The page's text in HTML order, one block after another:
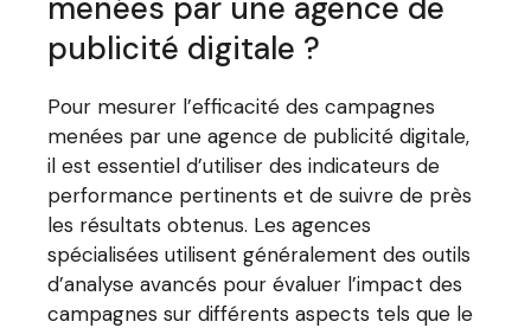
publicité digitale ?
Pour mesurer l’efficacité des campagnes
menées par une agence de publicité digitale,
il est essentiel d’utiliser des indicateurs de
performance pertinents et de suivre de près
les résultats obtenus. Les agences
spécialisées utilisent généralement des outils
d’analyse avancés pour évaluer l’impact des
campagnes sur différents aspects tels que le